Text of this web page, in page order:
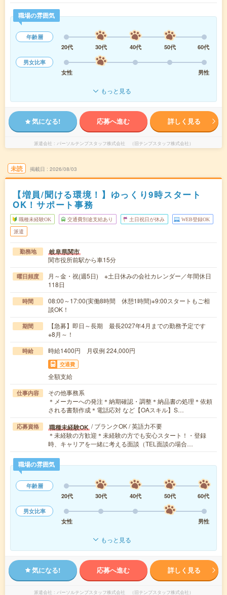
職場の雰囲気
年齢層
20代
30代 40代 50代
60代
男女比率
女性
男性
もっと見る
気になる! 応募へ進む 詳しく見る
派遣会社 パーソルテンプスタッフ株式会社 （旧テンプスタッフ株式会社）
未読 掲載日 2026/08/03
【増員/聞ける環境！】ゆっくり9時スタート
OK！サポート事務
職種未経験OK 交通費別途支給あり 土日祝日が休み WEB登録OK
派遣
勤務地 岐阜県関市
関市役所前駅から車15分
曜日頻度
月～金・祝(週5日) ※土日休みの会社カレンダー／年間休日
118日
時間
08:00～17:00(実働8時間 休憩1時間)※9:00スタートもご相
談OK！
期間
【急募】即日～長期 最長2027年4月までの勤務予定です
※8月～！
時給 時給1400円 月収例 224,000円
交通費
全額支給
仕事内容
その他事務系
＊メーカーへの発注＊納期確認・調整＊納品書の処理＊依頼
される書類作成＊電話応対 など【OAスキル】S…
応募資格 職種未経験OK / ブランクOK / 英語力不要
＊未経験の方歓迎＊未経験の方でも安心スタート！・登録
時、キャリアを一緒に考える面談（TEL面談の場合…
職場の雰囲気
年齢層
20代
30代 40代 50代
60代
男女比率
女性
男性
もっと見る
気になる! 応募へ進む 詳しく見る
派遣会社 パーソルテンプスタッフ株式会社 （旧テンプスタッフ株式会社）